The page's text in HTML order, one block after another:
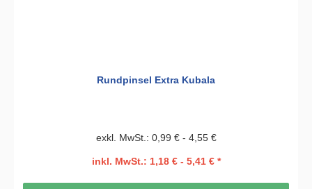
Rundpinsel Extra Kubala
exkl. MwSt.: 0,99 € - 4,55 €
inkl. MwSt.: 1,18 € - 5,41 € *